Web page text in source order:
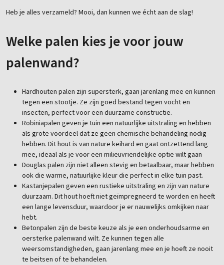
Heb je alles verzameld? Mooi, dan kunnen we écht aan de slag!
Welke palen kies je voor jouw
palenwand?
Hardhouten palen zijn supersterk, gaan jarenlang mee en kunnen
tegen een stootje. Ze zijn goed bestand tegen vocht en
insecten, perfect voor een duurzame constructie.
Robiniapalen geven je tuin een natuurlijke uitstraling en hebben
als grote voordeel dat ze geen chemische behandeling nodig
hebben. Dit hout is van nature keihard en gaat ontzettend lang
mee, ideaal als je voor een milieuvriendelijke optie wilt gaan
Douglas palen zijn niet alleen stevig en betaalbaar, maar hebben
ook die warme, natuurlijke kleur die perfect in elke tuin past.
Kastanjepalen geven een rustieke uitstraling en zijn van nature
duurzaam. Dit hout hoeft niet geïmpregneerd te worden en heeft
een lange levensduur, waardoor je er nauwelijks omkijken naar
hebt.
Betonpalen zijn de beste keuze als je een onderhoudsarme en
oersterke palenwand wilt. Ze kunnen tegen alle
weersomstandigheden, gaan jarenlang mee en je hoeft ze nooit
te beitsen of te behandelen.